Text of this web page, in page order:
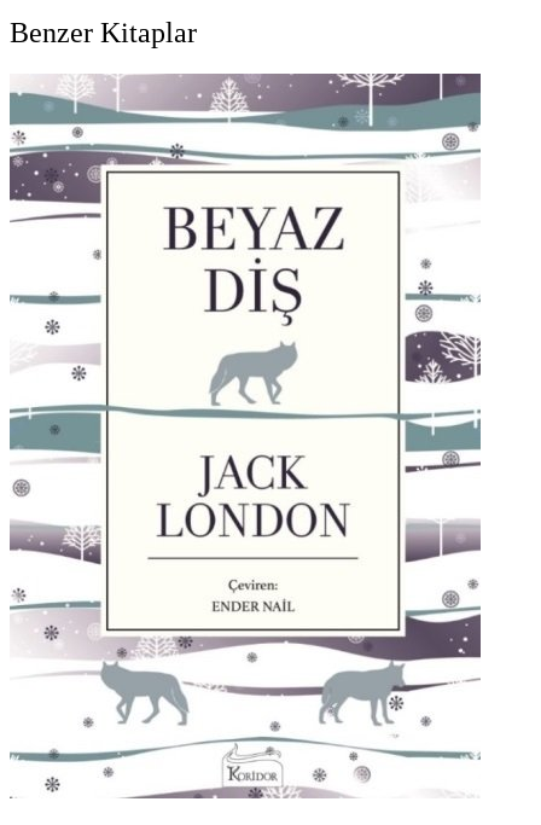
Benzer Kitaplar